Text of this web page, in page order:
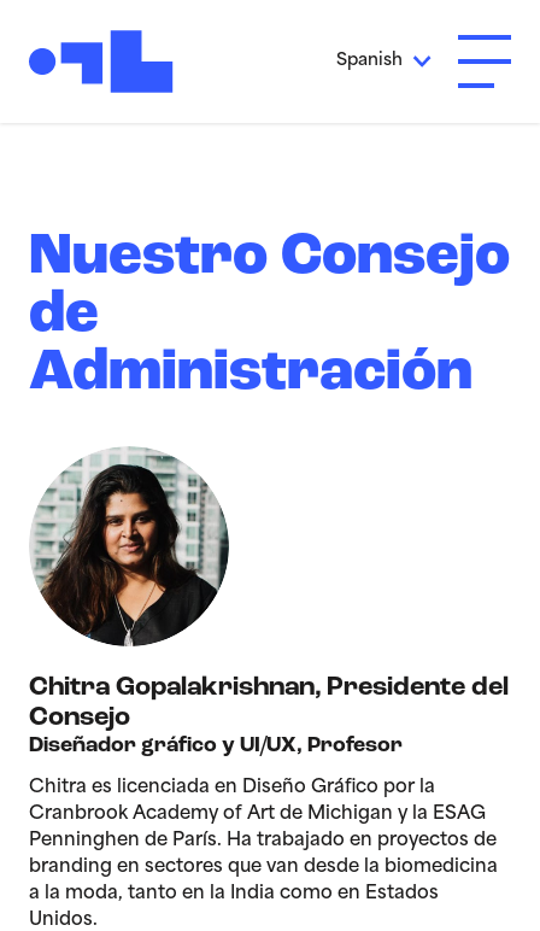
Spanish Abrir
Nuestro Consejo
de
Administración
Chitra Gopalakrishnan, Presidente del
Consejo
Diseñador gráfico y UI/UX, Profesor
Chitra es licenciada en Diseño Gráfico por la
Cranbrook Academy of Art de Michigan y la ESAG
Penninghen de París. Ha trabajado en proyectos de
branding en sectores que van desde la biomedicina
a la moda, tanto en la India como en Estados
Unidos.